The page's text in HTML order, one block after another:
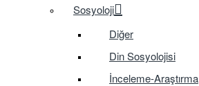
Sosyoloji
Diğer
Din Sosyolojisi
İnceleme-Araştırma